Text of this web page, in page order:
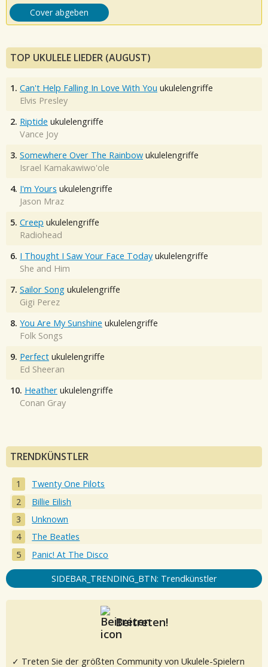
Cover abgeben
TOP UKULELE LIEDER (AUGUST)
1. Can't Help Falling In Love With You ukulelengriffe
Elvis Presley
2. Riptide ukulelengriffe
Vance Joy
3. Somewhere Over The Rainbow ukulelengriffe
Israel Kamakawiwo'ole
4. I'm Yours ukulelengriffe
Jason Mraz
5. Creep ukulelengriffe
Radiohead
6. I Thought I Saw Your Face Today ukulelengriffe
She and Him
7. Sailor Song ukulelengriffe
Gigi Perez
8. You Are My Sunshine ukulelengriffe
Folk Songs
9. Perfect ukulelengriffe
Ed Sheeran
10. Heather ukulelengriffe
Conan Gray
TRENDKÜNSTLER
Twenty One Pilots
Billie Eilish
Unknown
The Beatles
Panic! At The Disco
SIDEBAR_TRENDING_BTN: Trendkünstler
Beitreten!
✓ Treten Sie der größten Community von Ukulele-Spielern